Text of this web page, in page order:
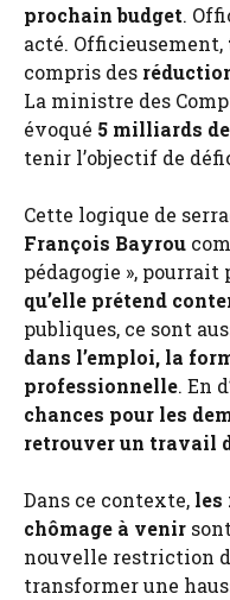
prochain budget.
acté. Officieusement,
compris des
La ministre des
évoqué 5 milliards
tenir l’objectif de
Cette logique de
François Bayrou
pédagogie », pourrait
qu’elle prétend
publiques, ce sont
dans l’emploi, la
professionnelle. En
chances pour les
retrouver un travail
Dans ce contexte, les
chômage à venir
nouvelle restriction
transformer une